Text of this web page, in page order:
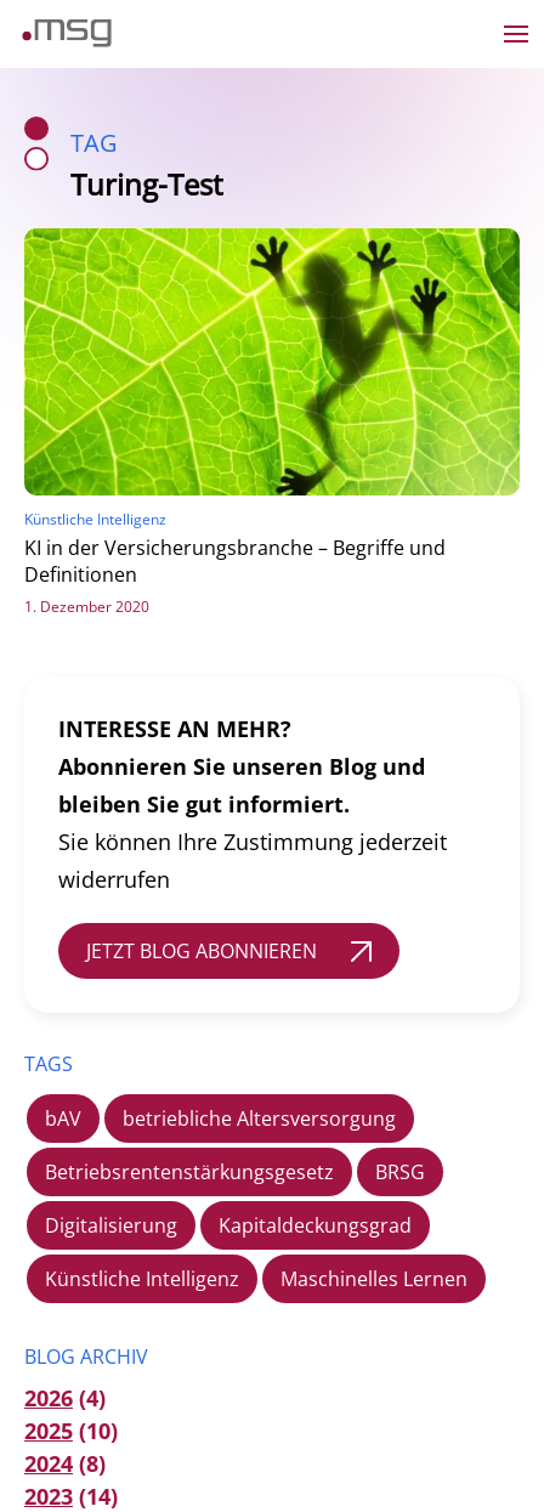
TAG
Turing-Test
Künstliche Intelligenz
KI in der Versicherungsbranche – Begriffe und
Definitionen
1. Dezember 2020
INTERESSE AN MEHR?
Abonnieren Sie unseren Blog und
bleiben Sie gut informiert.
Sie können Ihre Zustimmung jederzeit
widerrufen
JETZT BLOG ABONNIEREN
TAGS
bAV
betriebliche Altersversorgung
Betriebsrentenstärkungsgesetz
BRSG
Digitalisierung
Kapitaldeckungsgrad
Künstliche Intelligenz
Maschinelles Lernen
BLOG ARCHIV
2026 (4)
2025 (10)
2024 (8)
2023 (14)